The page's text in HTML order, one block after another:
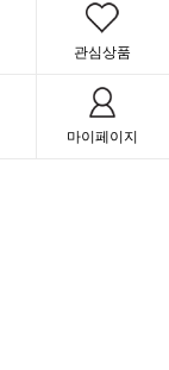
관심상품
마이페이지